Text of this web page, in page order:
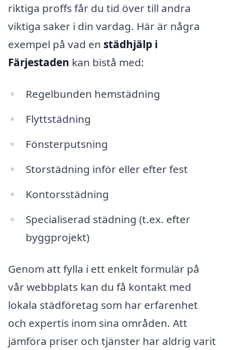
riktiga proffs får du tid över till andra
viktiga saker i din vardag. Här är några
exempel på vad en städhjälp i
Färjestaden kan bistå med:
Regelbunden hemstädning
Flyttstädning
Fönsterputsning
Storstädning inför eller efter fest
Kontorsstädning
Specialiserad städning (t.ex. efter
byggprojekt)
Genom att fylla i ett enkelt formulär på
vår webbplats kan du få kontakt med
lokala städföretag som har erfarenhet
och expertis inom sina områden. Att
jämföra priser och tjänster har aldrig varit